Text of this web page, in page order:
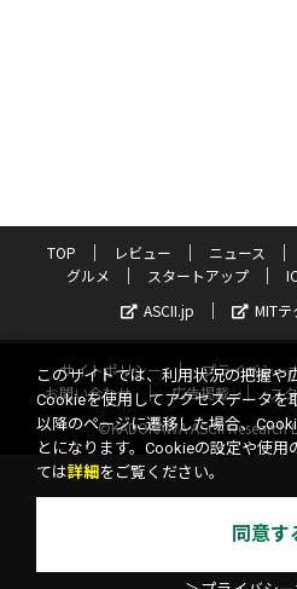
TOP レビュー ニュース
グルメ
スタートアップ
ASCII.jp
MIT
サイトポリシー プライバシー
お問い合わせ
広告掲載 ス
©KADOKAWA ASCII
このサイトでは、利用状況の把握や
Cookieを使用してアクセスデータを
以降のページに遷移した場合、
とになります。Cookieの設定や使
ては詳細 をご覧ください。
同意す